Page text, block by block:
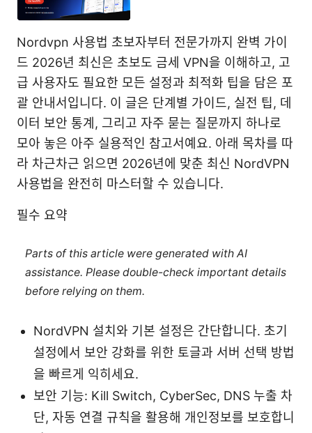
Nordvpn 사용법 초보자부터 전문가까지 완벽 가이
드 2026년 최신은 초보도 금세 VPN을 이해하고, 고
급 사용자도 필요한 모든 설정과 최적화 팁을 담은 포
괄 안내서입니다. 이 글은 단계별 가이드, 실전 팁, 데
이터 보안 통계, 그리고 자주 묻는 질문까지 하나로
모아 놓은 아주 실용적인 참고서예요. 아래 목차를 따
라 차근차근 읽으면 2026년에 맞춘 최신 NordVPN
사용법을 완전히 마스터할 수 있습니다.
필수 요약
Parts of this article were generated with AI
assistance. Please double-check important details
before relying on them.
NordVPN 설치와 기본 설정은 간단합니다. 초기
설정에서 보안 강화를 위한 토글과 서버 선택 방법
을 빠르게 익히세요.
보안 기능: Kill Switch, CyberSec, DNS 누출 차
단, 자동 연결 규칙을 활용해 개인정보를 보호합니